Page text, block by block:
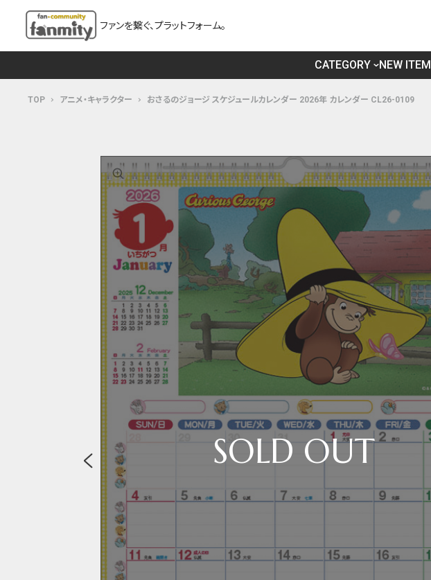
ファンを繋ぐ、プラットフォーム。
CATEGORY NEW ITEM
TOP アニメ・キャラクター おさるのジョージ スケジュールカレンダー 2026年 カレンダー CL26-0109